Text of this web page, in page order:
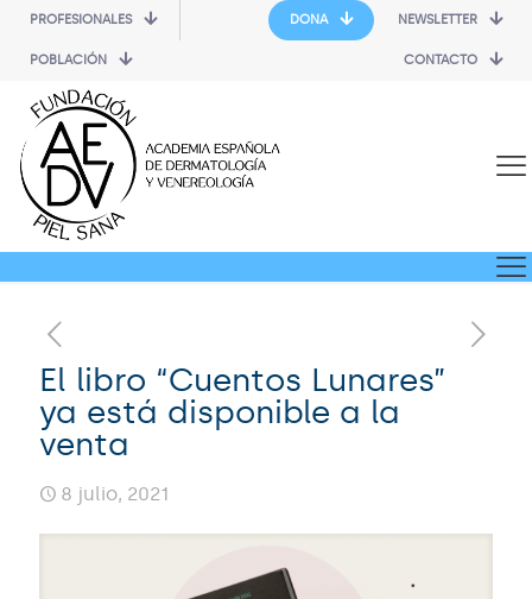
PROFESIONALES
POBLACIÓN
DONA NEWSLETTER
CONTACTO
El libro “Cuentos Lunares”
ya está disponible a la
venta
8 julio, 2021